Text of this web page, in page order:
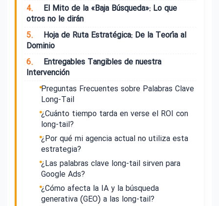
4.
El Mito de la «Baja Búsqueda»: Lo que
otros no le dirán
5.
Hoja de Ruta Estratégica: De la Teoría al
Dominio
6.
Entregables Tangibles de nuestra
Intervención
Preguntas Frecuentes sobre Palabras Clave
Long-Tail
¿Cuánto tiempo tarda en verse el ROI con
long-tail?
¿Por qué mi agencia actual no utiliza esta
estrategia?
¿Las palabras clave long-tail sirven para
Google Ads?
¿Cómo afecta la IA y la búsqueda
generativa (GEO) a las long-tail?